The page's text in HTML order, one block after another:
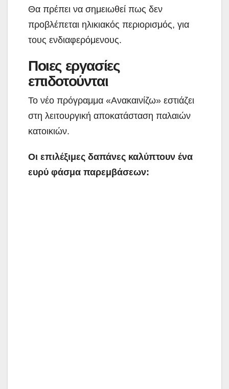
Θα πρέπει να σημειωθεί πως δεν
προβλέπεται ηλικιακός περιορισμός, για
τους ενδιαφερόμενους.
Ποιες εργασίες
επιδοτούνται
Το νέο πρόγραμμα «Ανακαινίζω» εστιάζει
στη λειτουργική αποκατάσταση παλαιών
κατοικιών.
Οι επιλέξιμες δαπάνες καλύπτουν ένα
ευρύ φάσμα παρεμβάσεων: